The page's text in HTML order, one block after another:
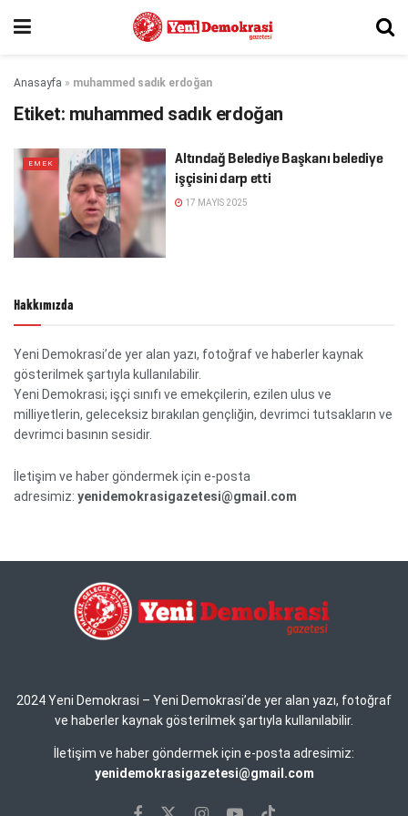
Anasayfa » muhammed sadık erdoğan
Etiket: muhammed sadık erdoğan
EMEK
Altındağ Belediye Başkanı belediye
işçisini darp etti
17 MAYIS 2025
Hakkımızda
Yeni Demokrasi’de yer alan yazı, fotoğraf ve haberler kaynak
gösterilmek şartıyla kullanılabilir.
Yeni Demokrasi; işçi sınıfı ve emekçilerin, ezilen ulus ve
milliyetlerin, geleceksiz bırakılan gençliğin, devrimci tutsakların ve
devrimci basının sesidir.
İletişim ve haber göndermek için e-posta
adresimiz: yenidemokrasigazetesi@gmail.com
2024 Yeni Demokrasi – Yeni Demokrasi’de yer alan yazı, fotoğraf
ve haberler kaynak gösterilmek şartıyla kullanılabilir.
İletişim ve haber göndermek için e-posta adresimiz:
yenidemokrasigazetesi@gmail.com